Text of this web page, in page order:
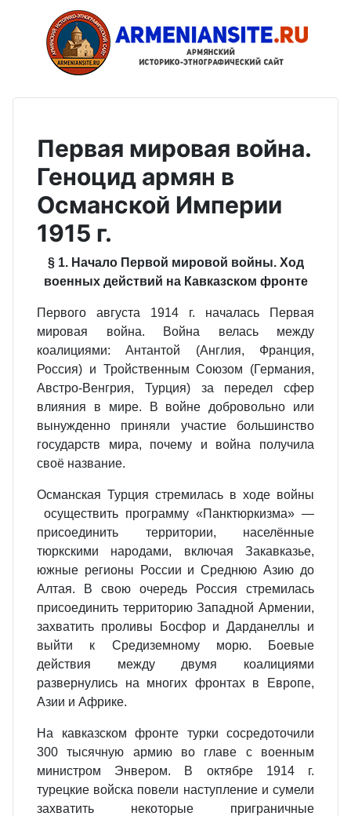
Первая мировая война.
Геноцид армян в
Османской Империи
1915 г.
§ 1. Начало Первой мировой войны. Ход
военных действий на Кавказском фронте
Первого августа 1914 г. началась Первая
мировая война. Война велась между
коалициями: Антантой (Англия, Франция,
Россия) и Тройственным Союзом (Германия,
Австро-Венгрия, Турция) за передел сфер
влияния в мире. В войне добровольно или
вынужденно приняли участие большинство
государств мира, почему и война получила
своё название.
Османская Турция стремилась в ходе войны
осуществить программу «Панктюркизма» —
присоединить территории, населённые
тюркскими народами, включая Закавказье,
южные регионы России и Среднюю Азию до
Алтая. В свою очередь Россия стремилась
присоединить территорию Западной Армении,
захватить проливы Босфор и Дарданеллы и
выйти к Средиземному морю. Боевые
действия между двумя коалициями
развернулись на многих фронтах в Европе,
Азии и Африке.
На кавказском фронте турки сосредоточили
300 тысячную армию во главе с военным
министром Энвером. В октябре 1914 г.
турецкие войска повели наступление и сумели
захватить некоторые приграничные